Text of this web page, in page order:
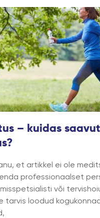
– kuidas
et artikkel ei ole
professionaalset
või
tarvis loodud